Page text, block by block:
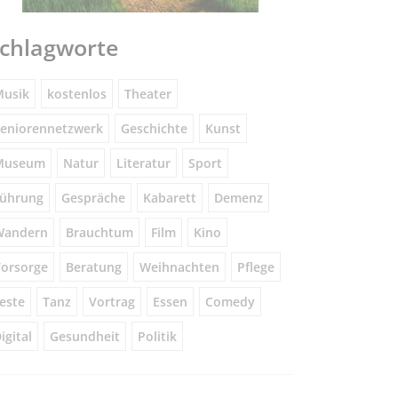
kostenlos Theater
Geschichte Kunst
Natur Literatur Sport
Gespräche Kabarett Demenz
Brauchtum Film Kino
Beratung Weihnachten Pflege
Tanz Vortrag Essen Comedy
Gesundheit Politik